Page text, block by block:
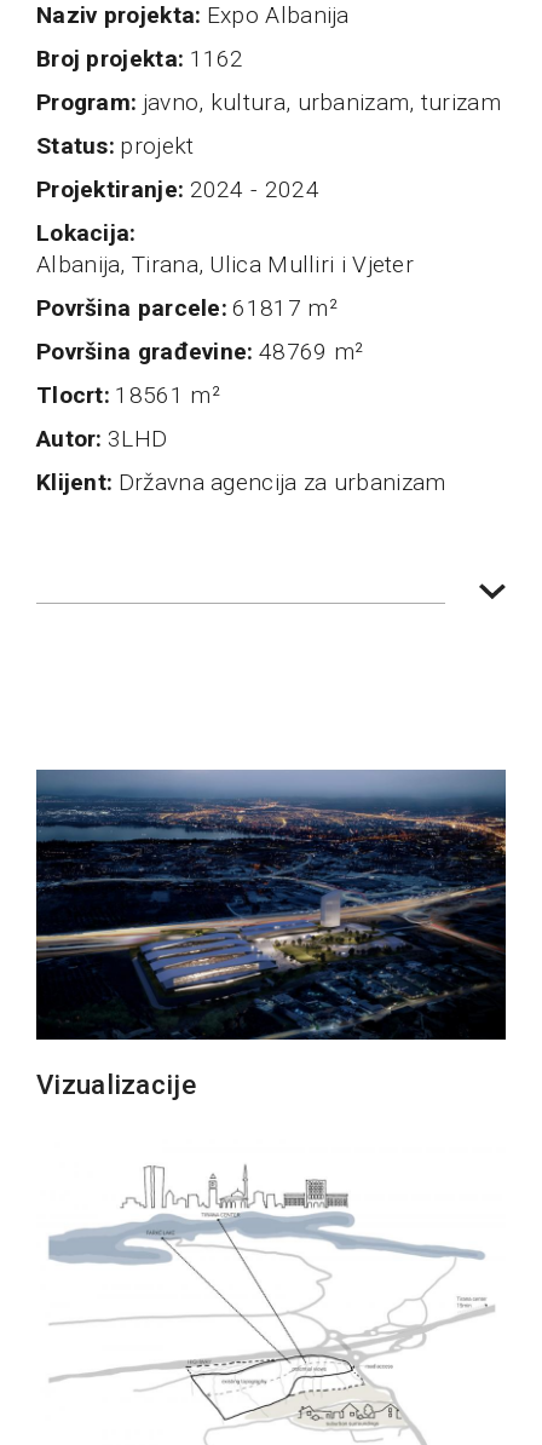
naziv projekta Expo Albanija
broj projekta 1162
program javno, kultura, urbanizam, turizam
status projekt
projektiranje 2024 - 2024
Lokacija
Albanija, Tirana, Ulica Mulliri i Vjeter
Površina parcele 61817 m²
Površina građevine 48769 m²
Tlocrt 18561 m²
autor 3LHD
klijent Državna agencija za urbanizam
Vizualizacije